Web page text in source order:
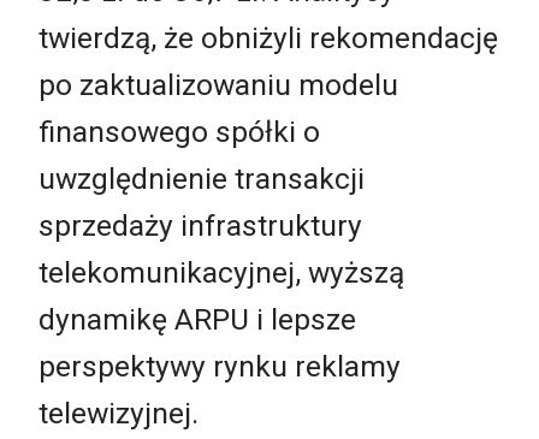
twierdzą, że obniżyli rekomendację
po zaktualizowaniu modelu
finansowego spółki o
uwzględnienie transakcji
sprzedaży infrastruktury
telekomunikacyjnej, wyższą
dynamikę ARPU i lepsze
perspektywy rynku reklamy
telewizyjnej.